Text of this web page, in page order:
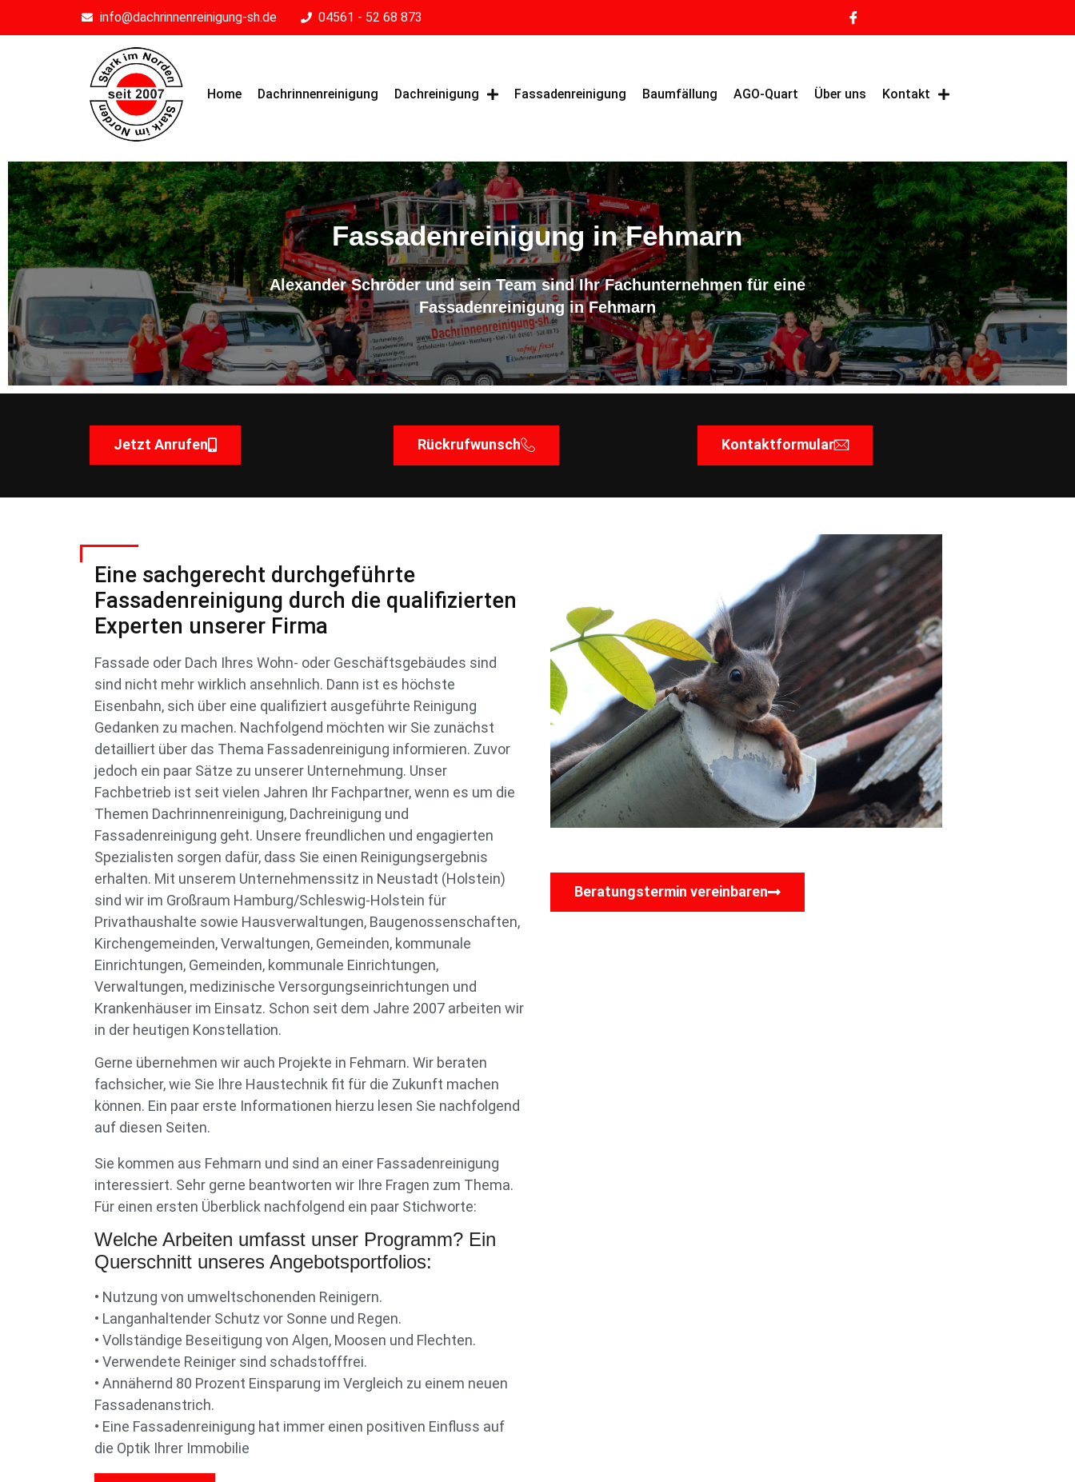
info@dachrinnenreinigung-sh.de 04561 - 52 68 873
Home Dachrinnenreinigung Dachreinigung Fassadenreinigung Baumfällung AGO-Quart Über uns Kontakt
Fassadenreinigung in Fehmarn
Alexander Schröder und sein Team sind Ihr Fachunternehmen für eine
Fassadenreinigung in Fehmarn
Jetzt Anrufen Rückrufwunsch Kontaktformular
Eine sachgerecht durchgeführte
Fassadenreinigung durch die qualifizierten
Experten unserer Firma
Fassade oder Dach Ihres Wohn- oder Geschäftsgebäudes sind
sind nicht mehr wirklich ansehnlich. Dann ist es höchste
Eisenbahn, sich über eine qualifiziert ausgeführte Reinigung
Gedanken zu machen. Nachfolgend möchten wir Sie zunächst
detailliert über das Thema Fassadenreinigung informieren. Zuvor
jedoch ein paar Sätze zu unserer Unternehmung. Unser
Fachbetrieb ist seit vielen Jahren Ihr Fachpartner, wenn es um die
Themen Dachrinnenreinigung, Dachreinigung und
Fassadenreinigung geht. Unsere freundlichen und engagierten
Spezialisten sorgen dafür, dass Sie einen Reinigungsergebnis
erhalten. Mit unserem Unternehmenssitz in Neustadt (Holstein)
sind wir im Großraum Hamburg/Schleswig-Holstein für
Privathaushalte sowie Hausverwaltungen, Baugenossenschaften,
Kirchengemeinden, Verwaltungen, Gemeinden, kommunale
Einrichtungen, Gemeinden, kommunale Einrichtungen,
Verwaltungen, medizinische Versorgungseinrichtungen und
Krankenhäuser im Einsatz. Schon seit dem Jahre 2007 arbeiten wir
in der heutigen Konstellation.
Gerne übernehmen wir auch Projekte in Fehmarn. Wir beraten
fachsicher, wie Sie Ihre Haustechnik fit für die Zukunft machen
können. Ein paar erste Informationen hierzu lesen Sie nachfolgend
auf diesen Seiten.
Sie kommen aus Fehmarn und sind an einer Fassadenreinigung
interessiert. Sehr gerne beantworten wir Ihre Fragen zum Thema.
Für einen ersten Überblick nachfolgend ein paar Stichworte:
Welche Arbeiten umfasst unser Programm? Ein
Querschnitt unseres Angebotsportfolios:
• Nutzung von umweltschonenden Reinigern.
• Langanhaltender Schutz vor Sonne und Regen.
• Vollständige Beseitigung von Algen, Moosen und Flechten.
• Verwendete Reiniger sind schadstofffrei.
• Annähernd 80 Prozent Einsparung im Vergleich zu einem neuen
Fassadenanstrich.
• Eine Fassadenreinigung hat immer einen positiven Einfluss auf
die Optik Ihrer Immobilie
Beratungstermin vereinbaren